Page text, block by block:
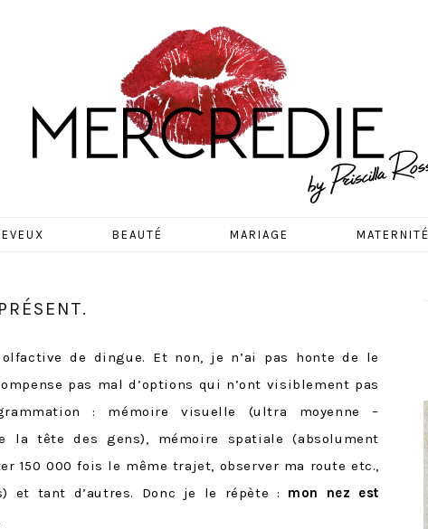
BEAUTÉ MARIAGE MATERNITÉ
de dingue. Et non, je n’ai pas honte de le
pas mal d’options qui n’ont visiblement pas
: mémoire visuelle (ultra moyenne –
la tête des gens), mémoire spatiale (absolument
150 000 fois le même trajet, observer ma route etc.,
et tant d’autres. Donc je le répète : mon nez est